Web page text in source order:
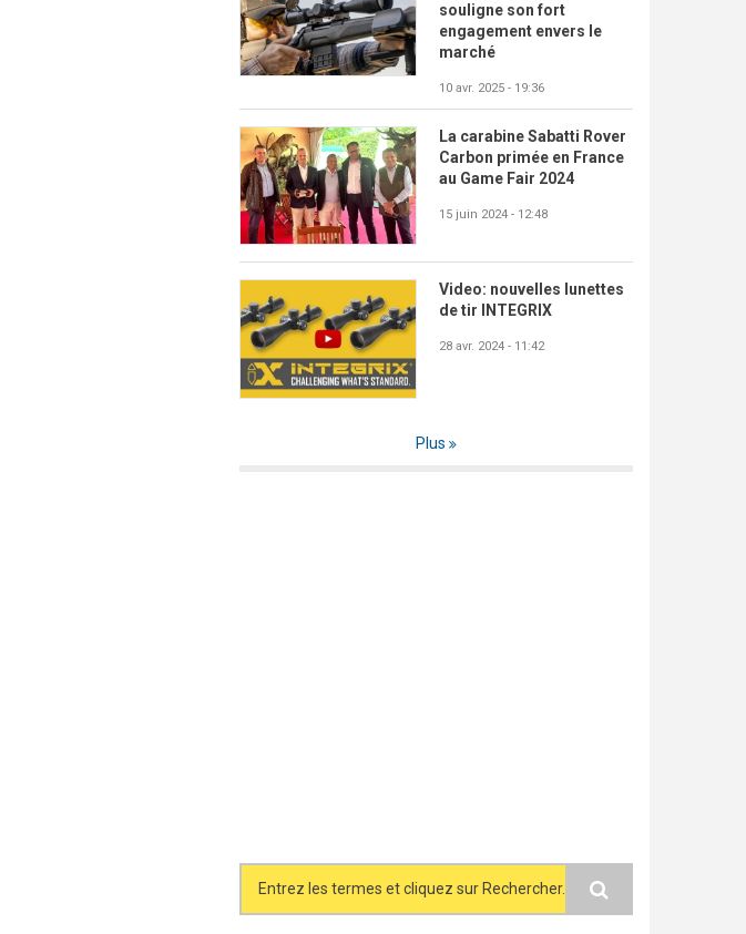
souligne son fort
engagement envers le
marché
10 avr. 2025 - 19:36
La carabine Sabatti Rover
Carbon primée en France
au Game Fair 2024
15 juin 2024 - 12:48
Video: nouvelles lunettes
de tir INTEGRIX
28 avr. 2024 - 11:42
Plus
Search form